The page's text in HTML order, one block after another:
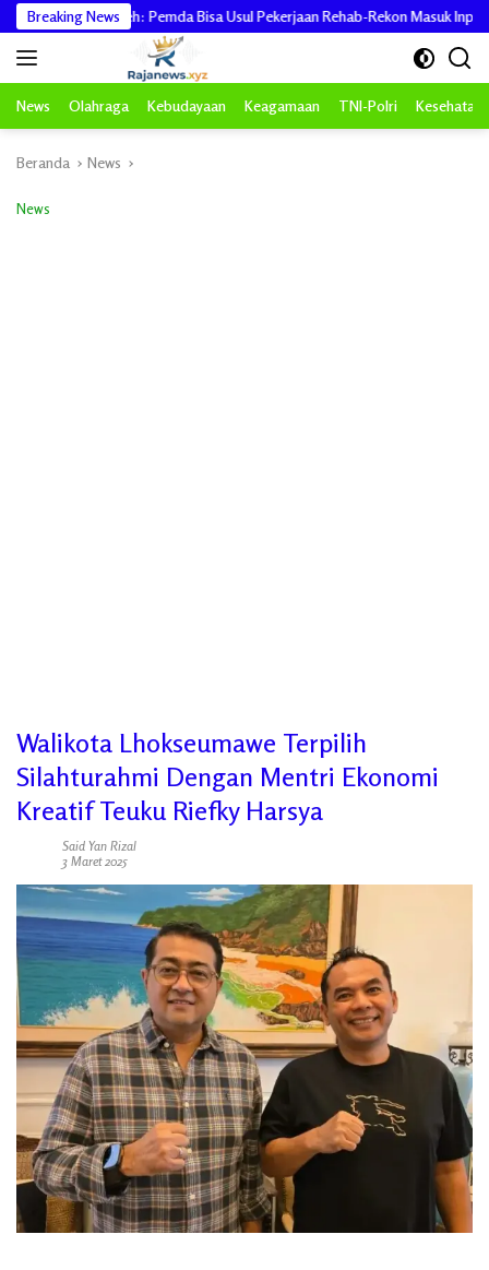
Langsung
ke
konten
Breaking News
PRR Aceh: Pemda Bisa Usul Pekerjaan Rehab-Rekon Masuk Inpres
News Olahraga Kebudayaan Keagamaan TNI-Polri Kesehatan
Beranda News
News
Walikota Lhokseumawe Terpilih
Silahturahmi Dengan Mentri Ekonomi
Kreatif Teuku Riefky Harsya
Said Yan Rizal
3 Maret 2025